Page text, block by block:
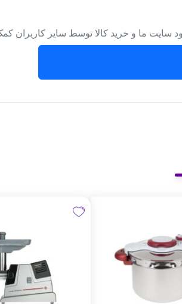
سایت ما و خرید کالا توسط سایر کاربران